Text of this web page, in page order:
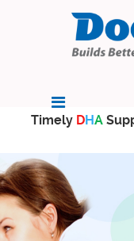
Timely DHA